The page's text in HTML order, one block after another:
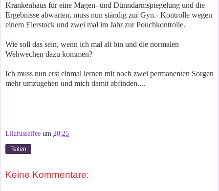
Krankenhaus für eine Magen- und Dünndarmspiegelung und die
Ergebnisse abwarten, muss nun ständig zur Gyn.- Kontrolle wegen
einem Eierstock und zwei mal im Jahr zur Pouchkontrolle.
Wie soll das sein, wenn ich mal alt bin und die normalen
Wehwechen dazu kommen?
Ich muss nun erst einmal lernen mit noch zwei permanenten Sorgen
mehr umzugehen und mich damit abfinden....
Lilafusselfee um 20:25
Teilen
Keine Kommentare: